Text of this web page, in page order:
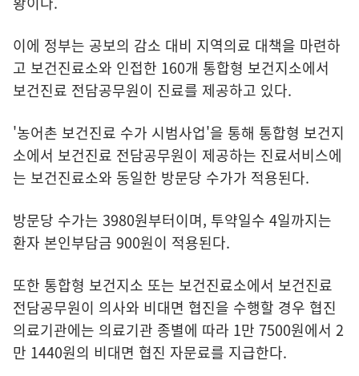
이에 정부는 공보의 감소 대비 지역의료 대책을 마련하
고 보건진료소와 인접한 160개 통합형 보건지소에서
보건진료 전담공무원이 진료를 제공하고 있다.
'농어촌 보건진료 수가 시범사업'을 통해 통합형 보건지
소에서 보건진료 전담공무원이 제공하는 진료서비스에
는 보건진료소와 동일한 방문당 수가가 적용된다.
방문당 수가는 3980원부터이며, 투약일수 4일까지는
환자 본인부담금 900원이 적용된다.
또한 통합형 보건지소 또는 보건진료소에서 보건진료
전담공무원이 의사와 비대면 협진을 수행할 경우 협진
의료기관에는 의료기관 종별에 따라 1만 7500원에서 2
만 1440원의 비대면 협진 자문료를 지급한다.